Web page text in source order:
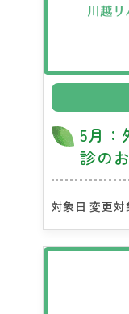
5月：
診の
対象日 変更対